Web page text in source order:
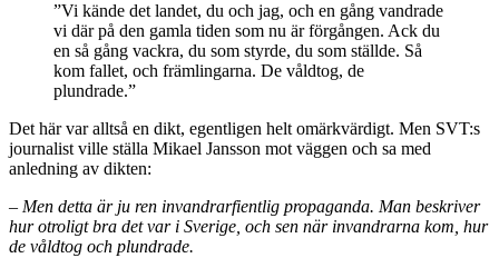
”Vi kände det landet, du och jag, och en gång vandrade
vi där på den gamla tiden som nu är förgången. Ack du
en så gång vackra, du som styrde, du som ställde. Så
kom fallet, och främlingarna. De våldtog, de
plundrade.”
Det här var alltså en dikt, egentligen helt omärkvärdigt. Men SVT:s
journalist ville ställa Mikael Jansson mot väggen och sa med
anledning av dikten:
– Men detta är ju ren invandrarfientlig propaganda. Man beskriver
hur otroligt bra det var i Sverige, och sen när invandrarna kom, hur
de våldtog och plundrade.